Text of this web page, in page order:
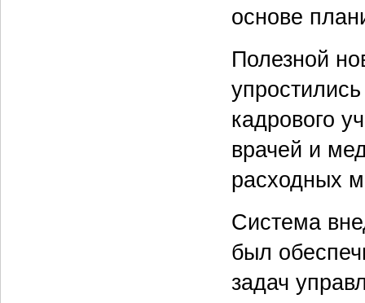
основе
Полезной
кадрового
врачей и
расходных
Система
был
задач